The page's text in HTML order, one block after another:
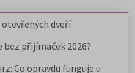
otevřených dveří
přijímaček 2026?
Co opravdu funguje u